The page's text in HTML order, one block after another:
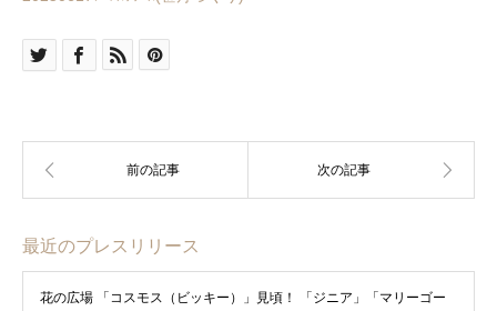
最近のプレスリリース
花の広場 「コスモス（ビッキー）」見頃！ 「ジニア」「マリーゴー